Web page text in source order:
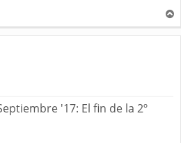
r
r
'17: El fin de la 2º